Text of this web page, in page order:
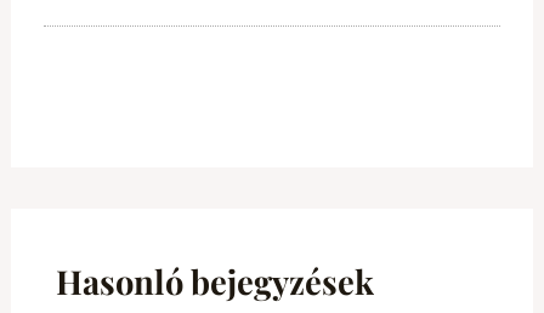
Hasonló bejegyzések